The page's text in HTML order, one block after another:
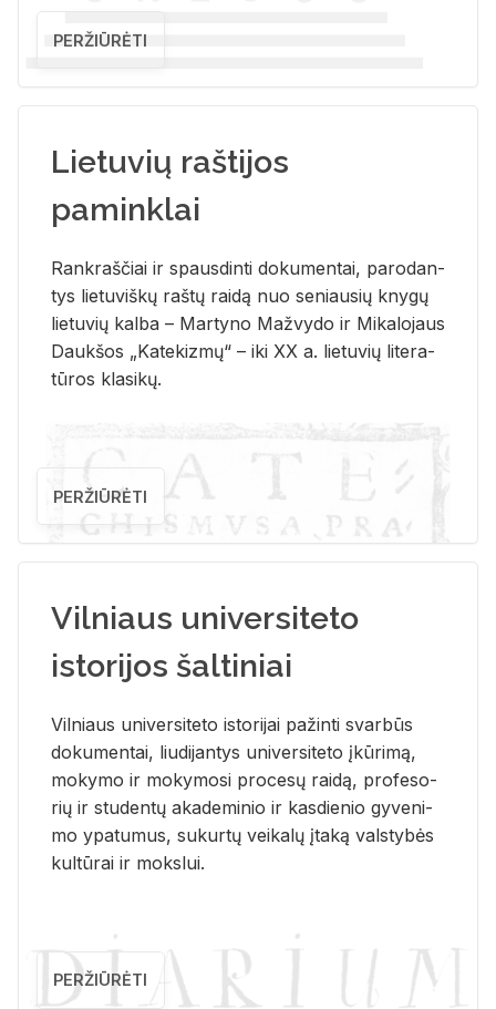
PERŽIŪRĖTI
Lietuvių raštijos
paminklai
Rank­raš­čiai ir spaus­din­ti do­ku­men­tai, pa­ro­dan­
tys lie­tu­viš­kų raš­tų rai­dą nuo se­niau­sių kny­gų
lie­tu­vių kal­ba – Mar­ty­no Ma­žvy­do ir Mi­ka­lo­jaus
Dauk­šos „Ka­te­kiz­mų“ – iki XX a. lie­tu­vių li­te­ra­
tū­ros kla­si­kų.
PERŽIŪRĖTI
Vilniaus universiteto
istorijos šaltiniai
Vil­niaus uni­ver­si­te­to is­to­ri­jai pa­žin­ti svar­būs
do­ku­men­tai, liu­di­jan­tys uni­ver­si­te­to įkū­ri­mą,
mo­ky­mo ir mo­ky­mo­si pro­ce­sų rai­dą, pro­fe­so­
rių ir stu­den­tų aka­de­mi­nio ir kas­die­nio gy­ve­ni­
mo ypa­tu­mus, su­kur­tų vei­ka­lų įta­ką vals­ty­bės
kul­tū­rai ir moks­lui.
PERŽIŪRĖTI